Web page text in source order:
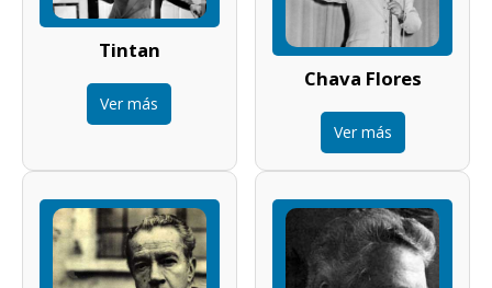
Tintan
Ver más
Chava Flores
Ver más